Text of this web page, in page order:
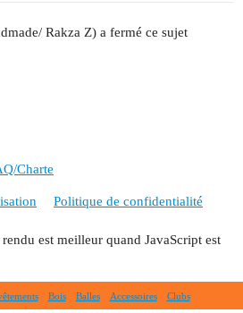
Rakza Z) a fermé ce sujet
Charte
Politique de confidentialité
rendu est meilleur quand JavaScript est
Bois Balles Accessoires Clubs